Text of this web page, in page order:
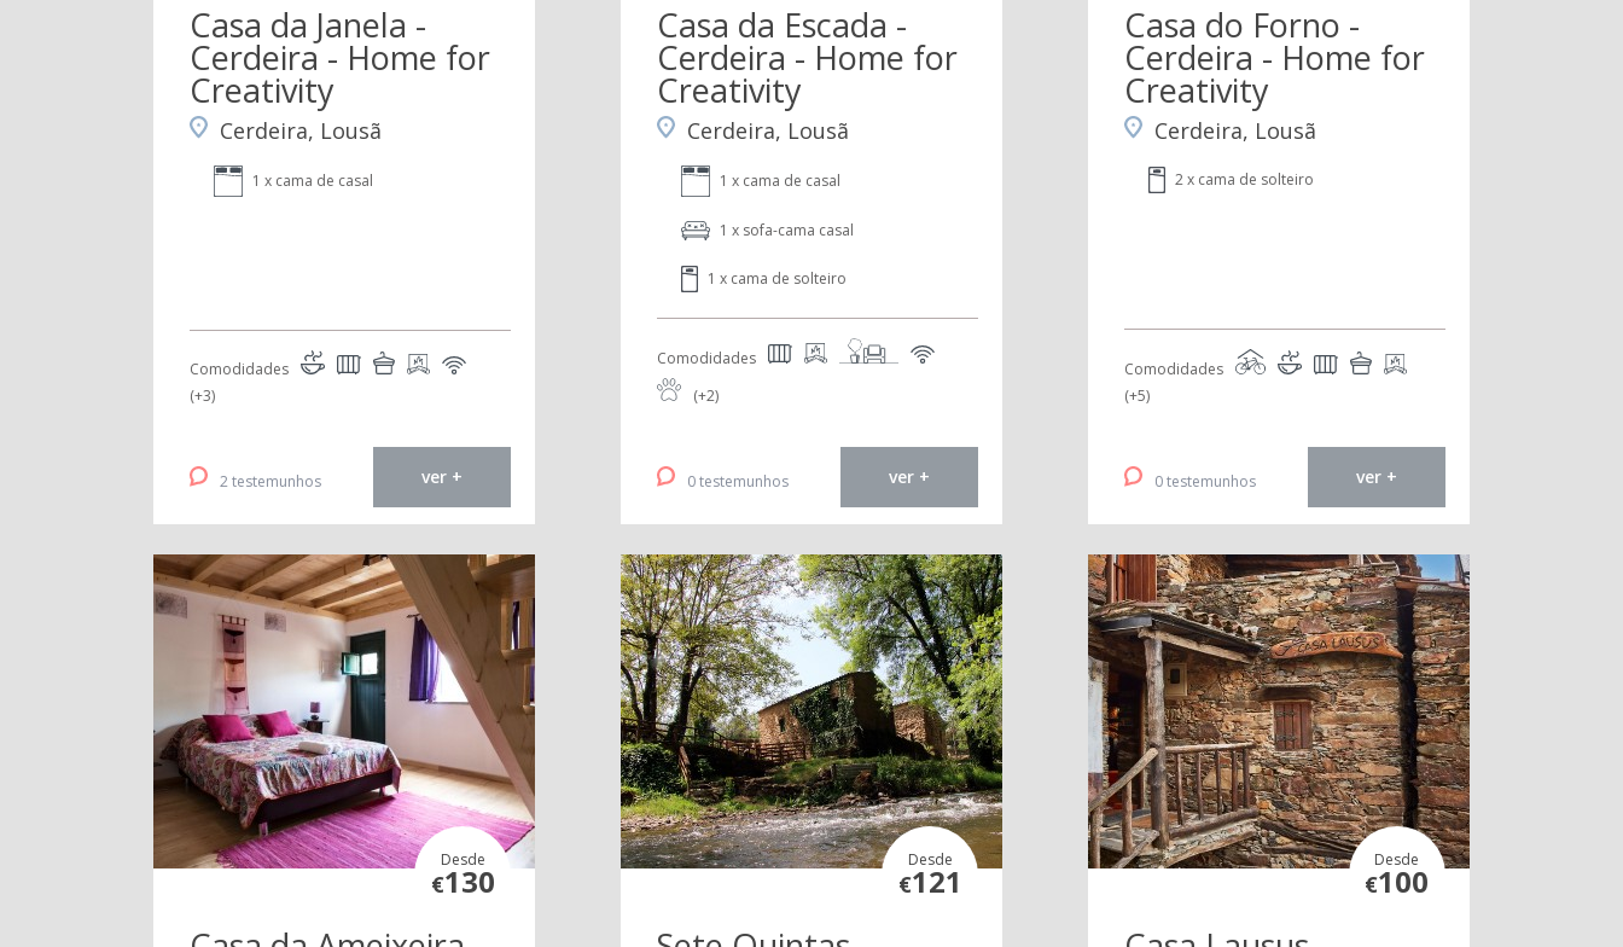
Casa da Janela -
Cerdeira - Home for
Creativity
Cerdeira, Lousã
1 x cama de casal
Comodidades
(+3)
2 testemunhos ver +
Casa da Escada -
Cerdeira - Home for
Creativity
Cerdeira, Lousã
1 x cama de casal
1 x sofa-cama casal
1 x cama de solteiro
Comodidades
(+2)
0 testemunhos ver +
Casa do Forno -
Cerdeira - Home for
Creativity
Cerdeira, Lousã
2 x cama de solteiro
Comodidades
(+5)
0 testemunhos ver +
Desde
€130
Desde
€121
Desde
€100